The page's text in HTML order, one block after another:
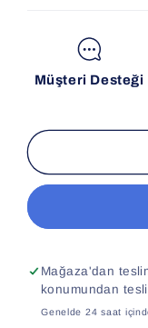
Müşteri Desteği
Mağaza'dan
konumundan
Genelde 24 saat